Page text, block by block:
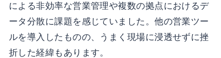
による非効率な営業管理や複数の拠点におけるデ
ータ分散に課題を感じていました。他の営業ツー
ルを導入したものの、うまく現場に浸透せずに挫
折した経緯もあります。